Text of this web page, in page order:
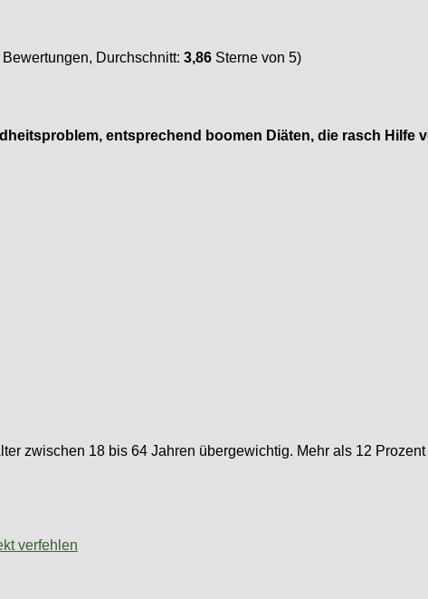
Bewertungen, Durchschnitt: 3,86 Sterne von 5)
entsprechend boomen Diäten, die rasch Hilfe
zwischen 18 bis 64 Jahren übergewichtig. Mehr als 12
verfehlen